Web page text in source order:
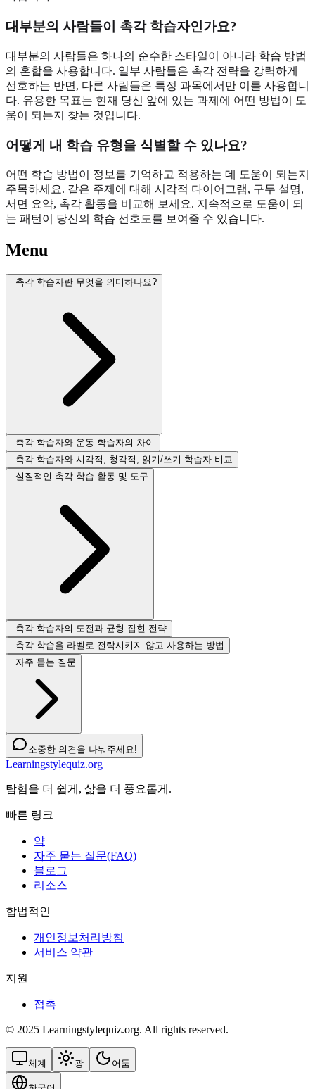
대부분의 사람들이 촉각 학습자인가요?
대부분의 사람들은 하나의 순수한 스타일이 아니라 학습 방법
의 혼합을 사용합니다. 일부 사람들은 촉각 전략을 강력하게
선호하는 반면, 다른 사람들은 특정 과목에서만 이를 사용합니
다. 유용한 목표는 현재 당신 앞에 있는 과제에 어떤 방법이 도
움이 되는지 찾는 것입니다.
어떻게 내 학습 유형을 식별할 수 있나요?
어떤 학습 방법이 정보를 기억하고 적용하는 데 도움이 되는지
주목하세요. 같은 주제에 대해 시각적 다이어그램, 구두 설명,
서면 요약, 촉각 활동을 비교해 보세요. 지속적으로 도움이 되
는 패턴이 당신의 학습 선호도를 보여줄 수 있습니다.
Menu
촉각 학습자란 무엇을 의미하나요?
촉각 학습자와 운동 학습자의 차이
촉각 학습자와 시각적, 청각적, 읽기/쓰기 학습자 비교
실질적인 촉각 학습 활동 및 도구
촉각 학습자의 도전과 균형 잡힌 전략
촉각 학습을 라벨로 전락시키지 않고 사용하는 방법
자주 묻는 질문
소중한 의견을 나눠주세요!
Learningstylequiz.org
탐험을 더 쉽게, 삶을 더 풍요롭게.
빠른 링크
약
자주 묻는 질문(FAQ)
블로그
리소스
합법적인
개인정보처리방침
서비스 약관
지원
접촉
© 2025 Learningstylequiz.org. All rights reserved.
체계 광 어둠